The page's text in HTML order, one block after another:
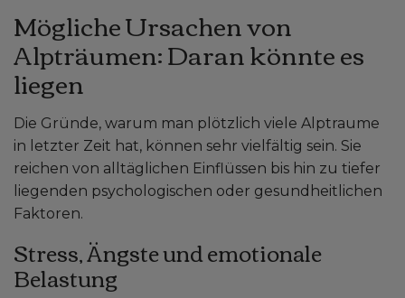
Mögliche Ursachen von
Alpträumen: Daran könnte es
liegen
Die Gründe, warum man plötzlich viele Alptraume
in letzter Zeit hat, können sehr vielfältig sein. Sie
reichen von alltäglichen Einflüssen bis hin zu tiefer
liegenden psychologischen oder gesundheitlichen
Faktoren.
Stress, Ängste und emotionale
Belastung